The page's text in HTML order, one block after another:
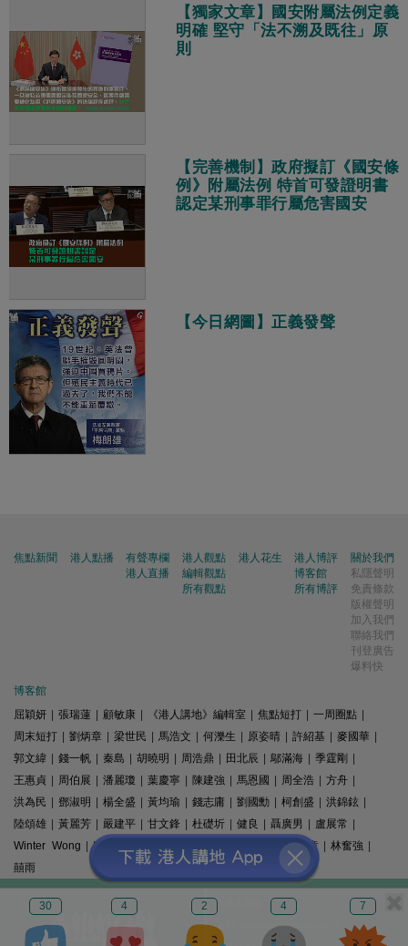
30 4 2 4 7
【獨家文章】國安附屬法例定義
明確 堅守「法不溯及既往」原
則
【完善機制】政府擬訂《國安條
例》附屬法例 特首可發證明書
認定某刑事罪行屬危害國安
【今日網圖】正義發聲
焦點新聞 港人點播
有聲專欄
港人直播
港人觀點
編輯觀點
所有觀點
港人花生
港人博評
博客館
所有博評
關於我們
私隱聲明
免責條款
版權聲明
加入我們
聯絡我們
刊登廣告
爆料快
博客館
屈穎妍
張瑞蓮 顧敏康 《港人講地》編輯室 焦點短打 一周圈點
周末短打
劉炳章 梁世民 馬浩文 何濼生 原姿晴 許紹基 麥國華
郭文緯
錢一帆 秦島 胡曉明 周浩鼎 田北辰 鄔滿海 季霆剛
王惠貞
周伯展 潘麗瓊 葉慶寧 陳建強 馬恩國 周全浩 方舟
洪為民
鄧淑明 楊全盛 黃均瑜 錢志庸 劉國勳 柯創盛 洪錦鉉
陸頌雄
黃麗芳 嚴建平 甘文鋒 杜礎圻 健良 聶廣男 盧展常
Winter Wong
K2 梁文新 羅崑 姚銘 精選文章 林奮強
囍雨
© 港人講地
電郵: speakout@speakout.hk